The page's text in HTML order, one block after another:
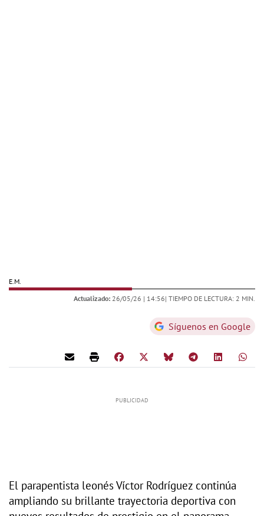
E.M.
Actualizado: 26/05/26 | 14:56| TIEMPO DE LECTURA: 2 MIN.
Síguenos en Google
El parapentista leonés Víctor Rodríguez continúa
ampliando su brillante trayectoria deportiva con